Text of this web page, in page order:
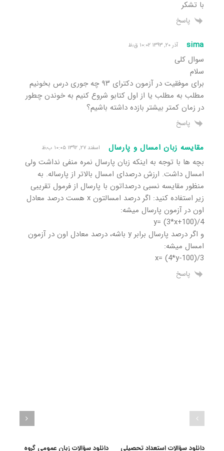
با تشکر
پاسخ
sima آذر ۲۰, ۱۳۹۳ ۱۰:۰۲ ق٫ظ
سوال کلی
سلام
برای موفقیت در آزمون دکترای ۹۳ چه جوری درس بخونیم
مطلب به مطلب یا از اول کتابو شروع کنیم به خوندن چطور
در زمان کمتر بیشتر بازده داشته باشیم؟
پاسخ
مقایسه زبان امسال و پارسال اسفند ۲۷, ۱۳۹۲ ۱۰:۰۵ ب٫ظ
بچه ها با توجه به اینکه زبان پارسال نمره منفی نداشت ولی
امسال داشت. ارزش درصدای امسال بالاتر از پارساله. به
منظور مقایسه نسبی درصداتون با پارسال از فرمول تقریبی
زیر استفاده کنید: اگر درصد امسالتون x هست درصد معادل
اون در آزمون پارسال میشه:
y= (3*x+100)/4
و اگر درصد پارسال برابر y باشه، درصد معادل اون در آزمون
امسال میشه:
x= (4*y-100)/3
پاسخ
دانلود سؤالات استعداد تحصیلی دانلود سؤالات زبان عمومی گروه